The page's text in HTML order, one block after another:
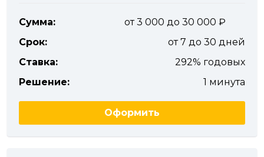
Сумма:
от 3 000 до 30 000
Срок:
от 7 до 30 дней
Ставка:
292% годовых
Решение:
1 минута
Оформить